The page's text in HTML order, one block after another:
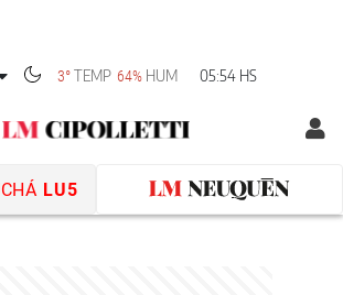
3°TEMP 64% HUM 05:54 HS
LU5